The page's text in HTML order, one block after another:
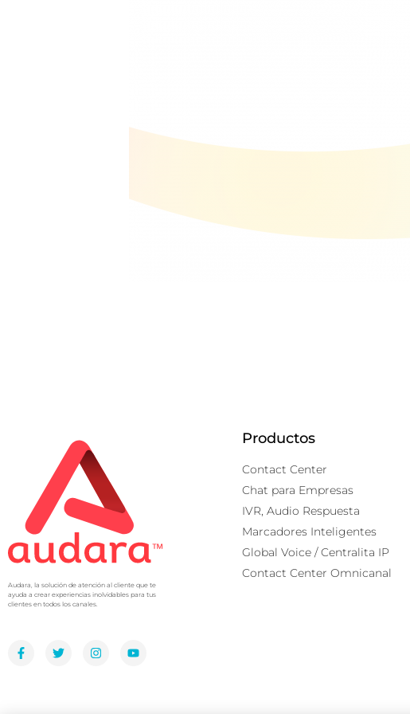
Audara, la solución de atención al cliente que te
ayuda a crear experiencias inolvidables para tus
clientes en todos los canales.
Productos
Contact Center
Chat para Empresas
IVR, Audio Respuesta
Marcadores Inteligentes
Global Voice / Centralita IP
Contact Center Omnicanal